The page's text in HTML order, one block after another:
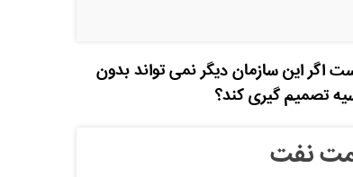
اگر این سازمان دیگر نمی تواند بدون
تصمیم گیری کند؟
نفت